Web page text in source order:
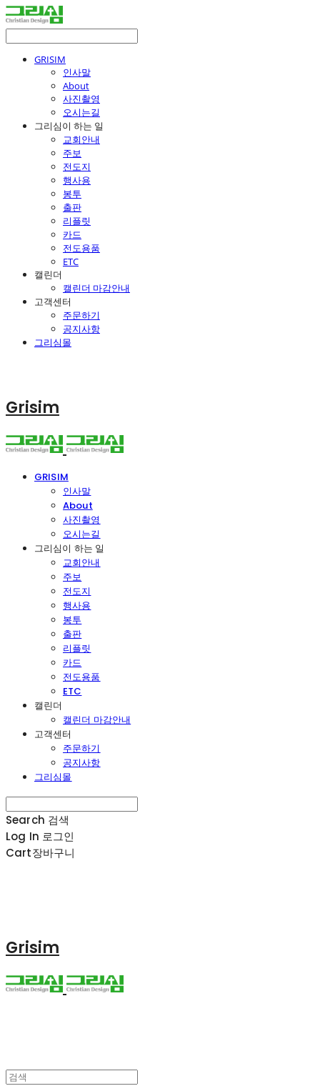
GRISIM
인사말
About
사진촬영
오시는길
그리심이 하는 일
교회안내
주보
전도지
행사용
봉투
출판
리플릿
카드
전도용품
ETC
캘린더
캘린더 마감안내
고객센터
주문하기
공지사항
그리심몰
Grisim
GRISIM
인사말
About
사진촬영
오시는길
그리심이 하는 일
교회안내
주보
전도지
행사용
봉투
출판
리플릿
카드
전도용품
ETC
캘린더
캘린더 마감안내
고객센터
주문하기
공지사항
그리심몰
Search 검색
Log In 로그인
Cart장바구니
Grisim